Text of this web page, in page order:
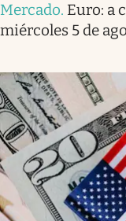
Mercado. Euro: a
miércoles 5 de